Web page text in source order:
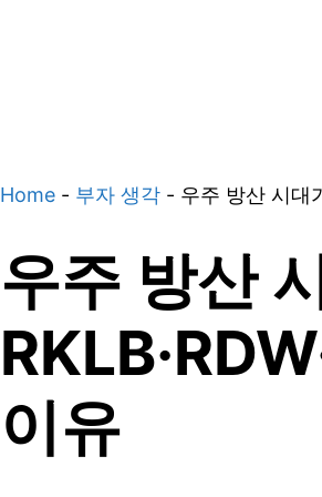
Home - 부자 생각 - 우주 방산 시대
우주 방산
이유